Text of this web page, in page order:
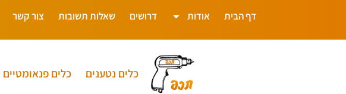
דף הבית אודות דרושים שאלות תשובות צור קשר
כלים נטענים כלים פנאומטיים